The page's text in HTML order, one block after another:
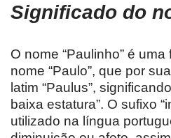
Significado do
O nome “Paulinho” é
nome “Paulo”, que por
latim “Paulus”,
baixa estatura”. O sufixo
utilizado na língua